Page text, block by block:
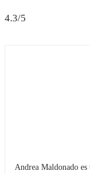
4.3/5
Andrea Maldonado es una escritora y periodista especializada en temas